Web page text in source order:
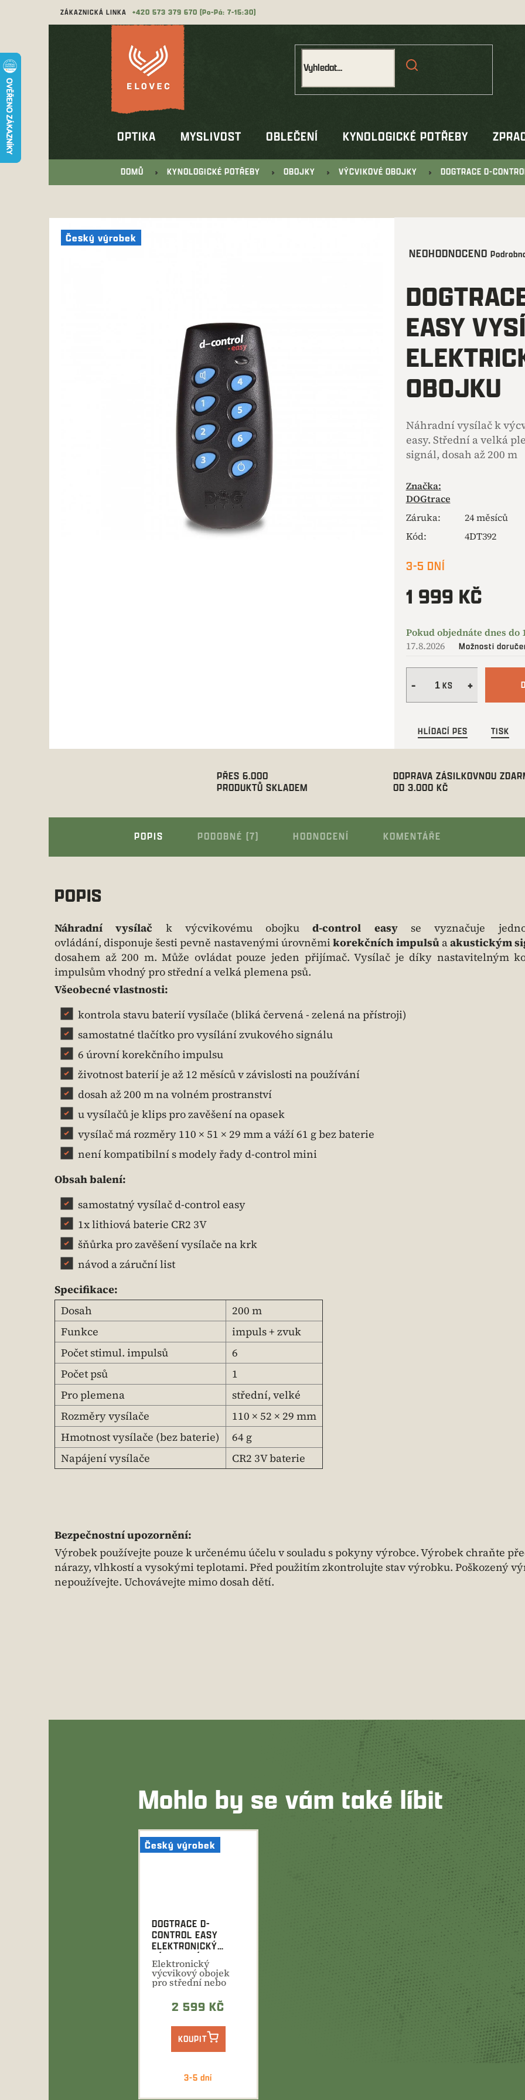
ZÁKAZNICKÁ LINKA 573 379 670
OPTIKA MYSLIVOST OBLEČENÍ KYNOLOGICKÉ POTŘEBY
DOMŮ KYNOLOGICKÉ POTŘEBY OBOJKY VÝCVIKOVÉ OBOJKY DOGTRACE D-
Český výrobek
Český výrobek
Průměrné
je
0,0
z
NEOHODNOCENO
EASY
OBOJKU
Náhradní vysílač k
easy. Střední a velká
signál, dosah až 200 m
Značka:
DOGtrace
Záruka:
24 měsíců
Kód:
4DT392
3-5 DNÍ
1 999 KČ
cena:
17.8.2026 Možnosti
HLÍDACÍ PES TISK
PŘES 6.000
PRODUKTŮ SKLADEM
DOPRAVA ZÁSILKOVNOU
OD 3.000 KČ
POPIS PODOBNÉ (7) HODNOCENÍ KOMENTÁŘE
POPIS
Náhradní vysílač k výcvikovému obojkud-control easyse vyznačuje
ovládání, disponuje šesti pevně nastavenými úrovněmikorekčních impulsůaakustickým
dosahem až 200 m. Může ovládat pouze jeden přijímač. Vysílač je díky nastavitelným
impulsům vhodný pro střední a velká plemena psů.
Všeobecné vlastnosti:
kontrola stavu baterií vysílače (bliká červená - zelená na přístroji)
samostatné tlačítko pro vysílání zvukového signálu
6 úrovní korekčního impulsu
životnost baterií je až 12 měsíců v závislosti na používání
dosah až 200 m na volném prostranství
u vysílačů je klips pro zavěšení na opasek
vysílač má rozměry 110 × 51 × 29 mm a váží 61 g bez baterie
není kompatibilní s modely řady d-control mini
Obsah balení:
samostatný vysílač d-control easy
1x lithiová baterie CR2 3V
šňůrka pro zavěšení vysílače na krk
návod a záruční list
Specifikace:
Dosah
200 m
Funkce
impuls + zvuk
Počet stimul. impulsů
6
Počet psů
1
Pro plemena
střední, velké
Rozměry vysílače
110 × 52 × 29 mm
Hmotnost vysílače (bez baterie)
64 g
Napájení vysílače
CR2 3V baterie
Bezpečnostní upozornění:
Výrobek používejte pouze k určenému účelu v souladu s pokyny výrobce. Výrobek chraňte
nárazy, vlhkostí a vysokými teplotami. Před použitím zkontrolujte stav výrobku. Poškozený
nepoužívejte. Uchovávejte mimo dosah dětí.
Mohlo by se vám také líbit
Český výrobek
3-5 dní
DOGTRACE D-
CONTROL EASY
ELEKTRONICKÝ
VÝCVIKOVÝ OBOJEK
Elektronický
výcvikový obojek
pro střední nebo
velká plemena.
Jednoduché...
2 599 KČ
KOUPIT